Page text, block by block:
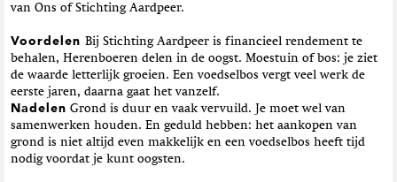
van Ons of Stichting Aardpeer.
Voordelen Bij Stichting Aardpeer is financieel rendement te
behalen, Herenboeren delen in de oogst. Moestuin of bos: je ziet
de waarde letterlijk groeien. Een voedselbos vergt veel werk de
eerste jaren, daarna gaat het vanzelf.
Nadelen Grond is duur en vaak vervuild. Je moet wel van
samenwerken houden. En geduld hebben: het aankopen van
grond is niet altijd even makkelijk en een voedselbos heeft tijd
nodig voordat je kunt oogsten.